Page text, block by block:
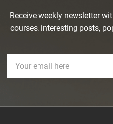
Receive weekly newsletter
courses, interesting posts,